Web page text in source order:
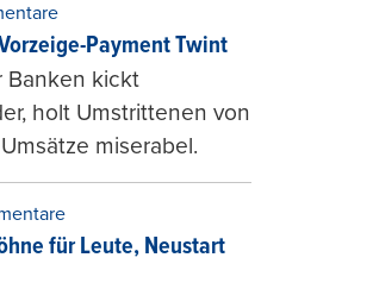
Payment Twint
Banken kickt
holt Umstrittenen von
miserabel.
für Leute, Neustart